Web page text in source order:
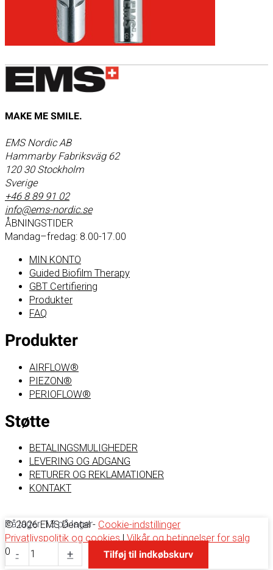
MAKE ME SMILE.
EMS Nordic AB
Hammarby Fabriksväg 62
120 30 Stockholm
Sverige
+46 8 89 91 02
info@ems-nordic.se
ÅBNINGSTIDER
Mandag–fredag: 8.00-17.00
MIN KONTO
Guided Biofilm Therapy
GBT Certifiering
Produkter
FAQ
Produkter
AIRFLOW®
PIEZON®
PERIOFLOW®
Støtte
BETALINGSMULIGHEDER
LEVERING OG ADGANG
RETURER OG REKLAMATIONER
KONTAKT
© 2026 EMS Dental - Cookie-indstillinger
Privatlivspolitik og cookies|Vilkår og betingelser for salg
0
På lager: 13 på lager
-
Conical
base
+ Tilføj til indkøbskurv